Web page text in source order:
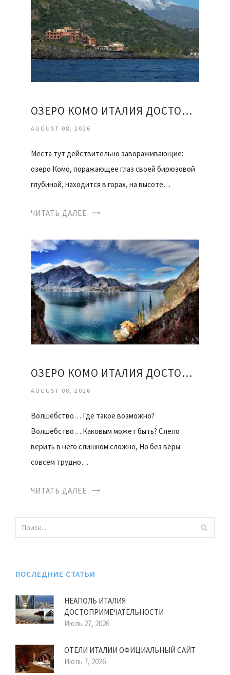
ОЗЕРО КОМО ИТАЛИЯ ДОСТОПРИМЕЧАТЕЛЬНОСТИ ОТЗЫВЫ
AUGUST 08, 2026
Места тут действительно завораживающие:
озеро Комо, поражающее глаз своей бирюзовой
глубиной, находится в горах, на высоте…
ЧИТАТЬ ДАЛЕЕ
ОЗЕРО КОМО ИТАЛИЯ ДОСТОПРИМЕЧАТЕЛЬНОСТИ
AUGUST 08, 2026
Волшебство… Где такое возможно?
Волшебство… Каковым может быть? Слепо
верить в него слишком сложно, Но без веры
совсем трудно…
ЧИТАТЬ ДАЛЕЕ
ПОСЛЕДНИЕ СТАТЬИ
НЕАПОЛЬ ИТАЛИЯ
ДОСТОПРИМЕЧАТЕЛЬНОСТИ
Июль 27, 2026
ОТЕЛИ ИТАЛИИ ОФИЦИАЛЬНЫЙ САЙТ
Июль 7, 2026